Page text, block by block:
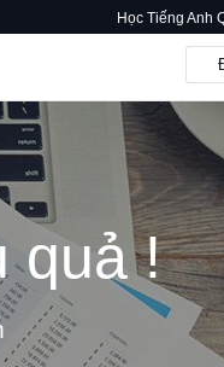
Học Tiếng Anh
quả !